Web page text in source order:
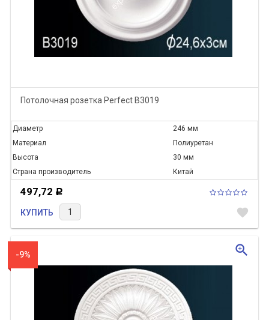
Потолочная розетка Perfect B3019
Диаметр
246 мм
Материал
Полиуретан
Высота
30 мм
Страна производитель
Китай
497,72 Р
КУПИТЬ favorite
-9% zoom_in